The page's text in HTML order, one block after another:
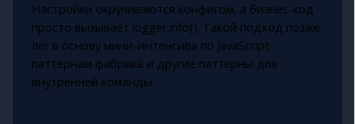
Настройки окручиваются конфигом, а бизнес-код
просто вызывает logger.info(). Такой подход позже
лег в основу мини-интенсива по JavaScript
паттернам фабрика и другие паттерны для
внутренней команды.